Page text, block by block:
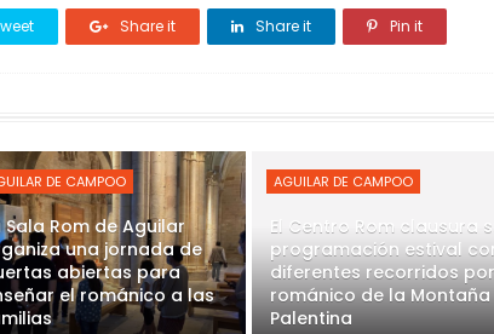
Share it Share it Pin it
DE CAMPOO
Sala Rom de Aguilar
una jornada de
abiertas para
el románico a las
AGUILAR DE CAMPOO
El Centro Rom clausura
programación estival
diferentes recorridos
románico de la Montaña
Palentina